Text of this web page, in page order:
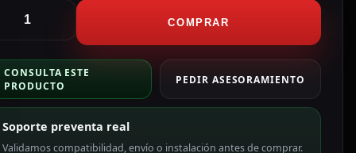
COMPRAR
CONSULTA ESTE
PRODUCTO
PEDIR ASESORAMIENTO
Soporte preventa real
Validamos compatibilidad, envío o instalación antes de comprar.